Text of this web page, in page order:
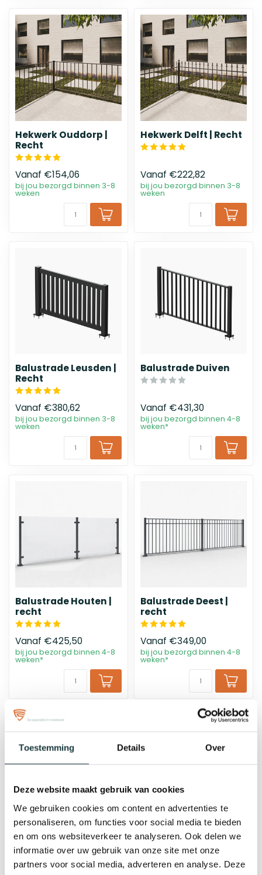
Toestemming Details Over
Deze website maakt gebruik van cookies
We gebruiken cookies om content en advertenties te
personaliseren, om functies voor social media te bieden
en om ons websiteverkeer te analyseren. Ook delen we
informatie over uw gebruik van onze site met onze
partners voor social media, adverteren en analyse. Deze
Hekwerk Ouddorp |
Recht
Vanaf €154,06
bij jou bezorgd binnen 3-8
weken
Hekwerk Delft | Recht
Vanaf €222,82
bij jou bezorgd binnen 3-8
weken
Balustrade Leusden |
Recht
Vanaf €380,62
bij jou bezorgd binnen 3-8
weken
Balustrade Duiven
Vanaf €431,30
bij jou bezorgd binnen 4-8
weken*
Balustrade Houten |
recht
Vanaf €425,50
bij jou bezorgd binnen 4-8
weken*
Balustrade Deest |
recht
Vanaf €349,00
bij jou bezorgd binnen 4-8
weken*
Balustrade Almere |
recht
Hekwerk Soest | Recht